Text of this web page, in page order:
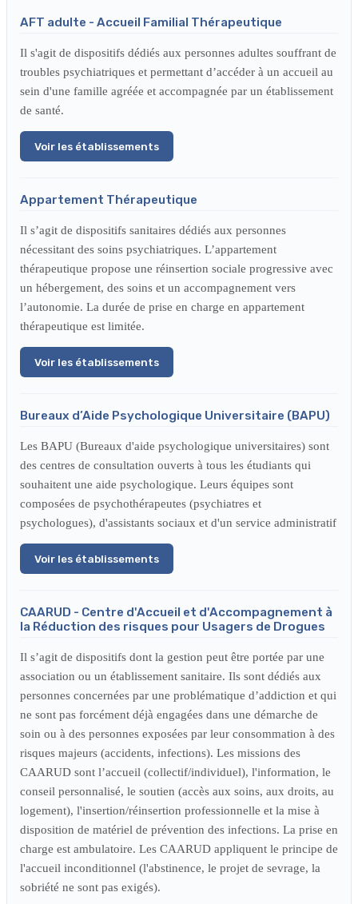
AFT adulte - Accueil Familial Thérapeutique
Il s'agit de dispositifs dédiés aux personnes adultes souffrant de
troubles psychiatriques et permettant d’accéder à un accueil au
sein d'une famille agréée et accompagnée par un établissement
de santé.
Voir les établissements
Appartement Thérapeutique
Il s’agit de dispositifs sanitaires dédiés aux personnes
nécessitant des soins psychiatriques. L’appartement
thérapeutique propose une réinsertion sociale progressive avec
un hébergement, des soins et un accompagnement vers
l’autonomie. La durée de prise en charge en appartement
thérapeutique est limitée.
Voir les établissements
Bureaux d’Aide Psychologique Universitaire (BAPU)
Les BAPU (Bureaux d'aide psychologique universitaires) sont
des centres de consultation ouverts à tous les étudiants qui
souhaitent une aide psychologique. Leurs équipes sont
composées de psychothérapeutes (psychiatres et
psychologues), d'assistants sociaux et d'un service administratif
Voir les établissements
CAARUD - Centre d'Accueil et d'Accompagnement à
la Réduction des risques pour Usagers de Drogues
Il s’agit de dispositifs dont la gestion peut être portée par une
association ou un établissement sanitaire. Ils sont dédiés aux
personnes concernées par une problématique d’addiction et qui
ne sont pas forcément déjà engagées dans une démarche de
soin ou à des personnes exposées par leur consommation à des
risques majeurs (accidents, infections). Les missions des
CAARUD sont l’accueil (collectif/individuel), l'information, le
conseil personnalisé, le soutien (accès aux soins, aux droits, au
logement), l'insertion/réinsertion professionnelle et la mise à
disposition de matériel de prévention des infections. La prise en
charge est ambulatoire. Les CAARUD appliquent le principe de
l'accueil inconditionnel (l'abstinence, le projet de sevrage, la
sobriété ne sont pas exigés).